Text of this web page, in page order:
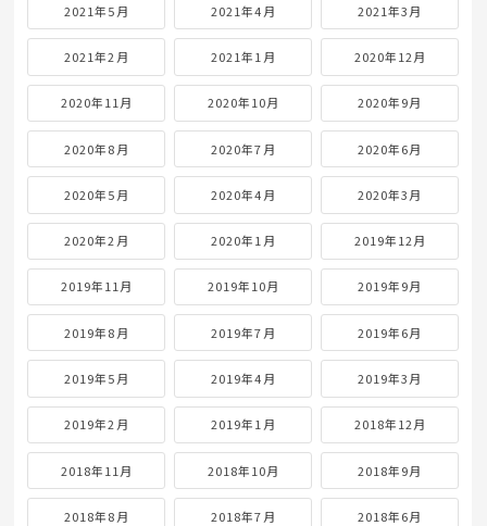
2021年5月 2021年4月 2021年3月
2021年2月 2021年1月 2020年12月
2020年11月 2020年10月 2020年9月
2020年8月 2020年7月 2020年6月
2020年5月 2020年4月 2020年3月
2020年2月 2020年1月 2019年12月
2019年11月 2019年10月 2019年9月
2019年8月 2019年7月 2019年6月
2019年5月 2019年4月 2019年3月
2019年2月 2019年1月 2018年12月
2018年11月 2018年10月 2018年9月
2018年8月 2018年7月 2018年6月